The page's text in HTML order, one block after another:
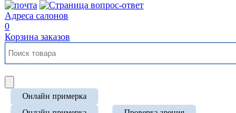
Адреса салонов
0
Корзина заказов
Онлайн примерка